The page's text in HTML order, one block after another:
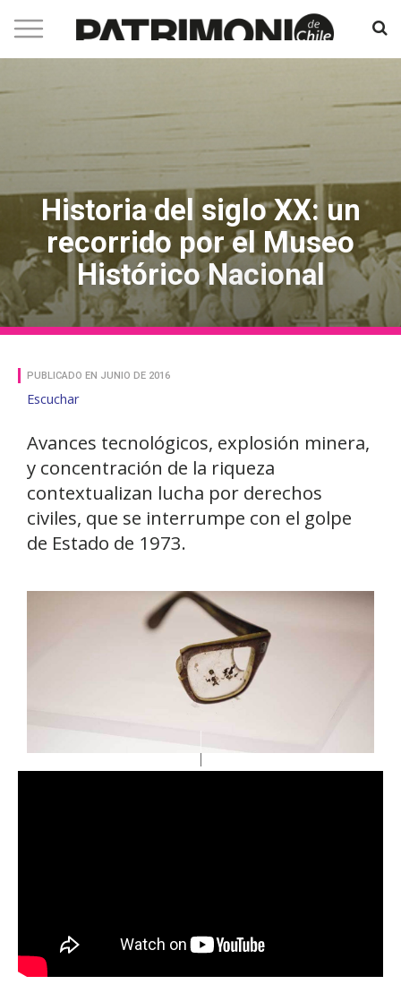
Historia del siglo XX: un
recorrido por el Museo
Histórico Nacional
PUBLICADO EN JUNIO DE 2016
Escuchar
Avances tecnológicos, explosión minera,
y concentración de la riqueza
contextualizan lucha por derechos
civiles, que se interrumpe con el golpe
de Estado de 1973.